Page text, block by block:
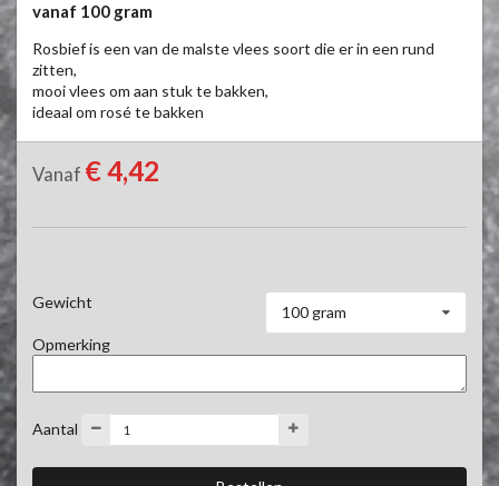
vanaf 100 gram
Rosbief is een van de malste vlees soort die er in een rund
zitten,
mooi vlees om aan stuk te bakken,
ideaal om rosé te bakken
Vanaf € 4,42
Gewicht
100 gram
Opmerking
Aantal